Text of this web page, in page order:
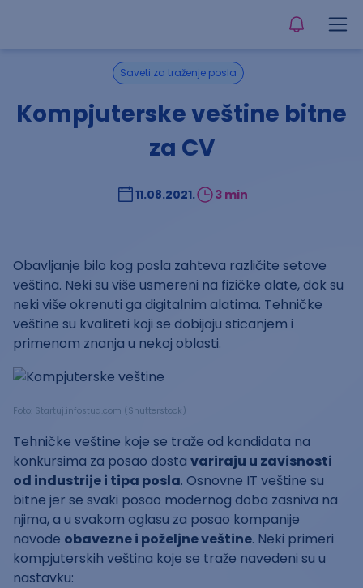
Saveti za traženje posla
Kompjuterske veštine bitne
za CV
11.08.2021. 3 min
Obavljanje bilo kog posla zahteva različite setove
veština. Neki su više usmereni na fizičke alate, dok su
neki više okrenuti ga digitalnim alatima. Tehničke
veštine su kvaliteti koji se dobijaju sticanjem i
primenom znanja u nekoj oblasti.
Foto: Startuj.infostud.com (Shutterstock)
Tehničke veštine koje se traže od kandidata na
konkursima za posao dosta variraju u zavisnosti
od industrije i tipa posla. Osnovne IT veštine su
bitne jer se svaki posao modernog doba zasniva na
njima, a u svakom oglasu za posao kompanije
navode obavezne i poželjne veštine. Neki primeri
kompjuterskih veština koje se traže navedeni su u
nastavku: